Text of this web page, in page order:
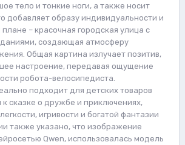
тело и тонкие ноги, а также носит
добавляет образу индивидуальности и
– красочная городская улица с
создающая атмосферу
Общая картина излучает позитив,
настроение, передавая ощущение
робота-велосипедиста.
подходит для детских товаров
сказке о дружбе и приключениях,
игривости и богатой фантазии
также указано, что изображение
Qwen, использовалась модель